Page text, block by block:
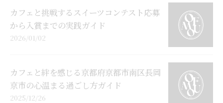
カフェと挑戦するスイーツコンテスト応募
から入賞までの実践ガイド
2026/01/02
カフェと絆を感じる京都府京都市南区長岡
京市の心温まる過ごし方ガイド
2025/12/26